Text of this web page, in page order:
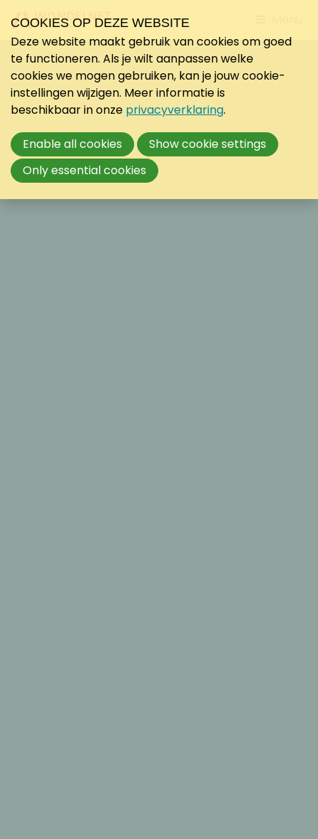
to
COOKIES OP DEZE WEBSITE
Deze website maakt gebruik van cookies om goed
te functioneren. Als je wilt aanpassen welke
cookies we mogen gebruiken, kan je jouw cookie-
instellingen wijzigen. Meer informatie is
beschikbaar in onze privacyverklaring.
Enable all cookies
Show cookie settings
Only essential cookies